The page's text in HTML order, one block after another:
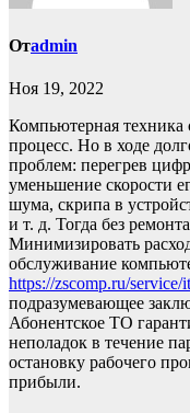
Отadmin
Ноя 19, 2022
Компьютерная техника
процесс. Но в ходе
проблем: перегрев
уменьшение скорости
шума, скрипа в
и т. д. Тогда без
Минимизировать
обслуживание
https://zscomp.ru/
подразумевающее
Абонентское ТО
неполадок в течение
остановку рабочего
прибыли.